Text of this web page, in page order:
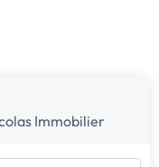
Immobilier